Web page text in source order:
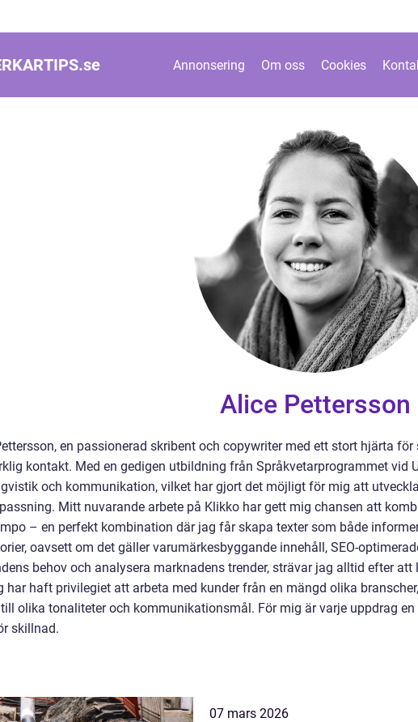
se Annonsering Om oss Cookies
Alice Pettersson
en passionerad skribent och copywriter med ett stort hjärta
kontakt. Med en gedigen utbildning från Språkvetarprogrammet vid
och kommunikation, vilket har gjort det möjligt för mig att
Mitt nuvarande arbete på Klikko har gett mig chansen att
– en perfekt kombination där jag får skapa texter som både
oavsett om det gäller varumärkesbyggande innehåll, SEO-
behov och analysera marknadens trender, strävar jag alltid efter
har haft privilegiet att arbeta med kunder från en mängd olika
olika tonaliteter och kommunikationsmål. För mig är varje uppdrag
skillnad.
07 mars 2026